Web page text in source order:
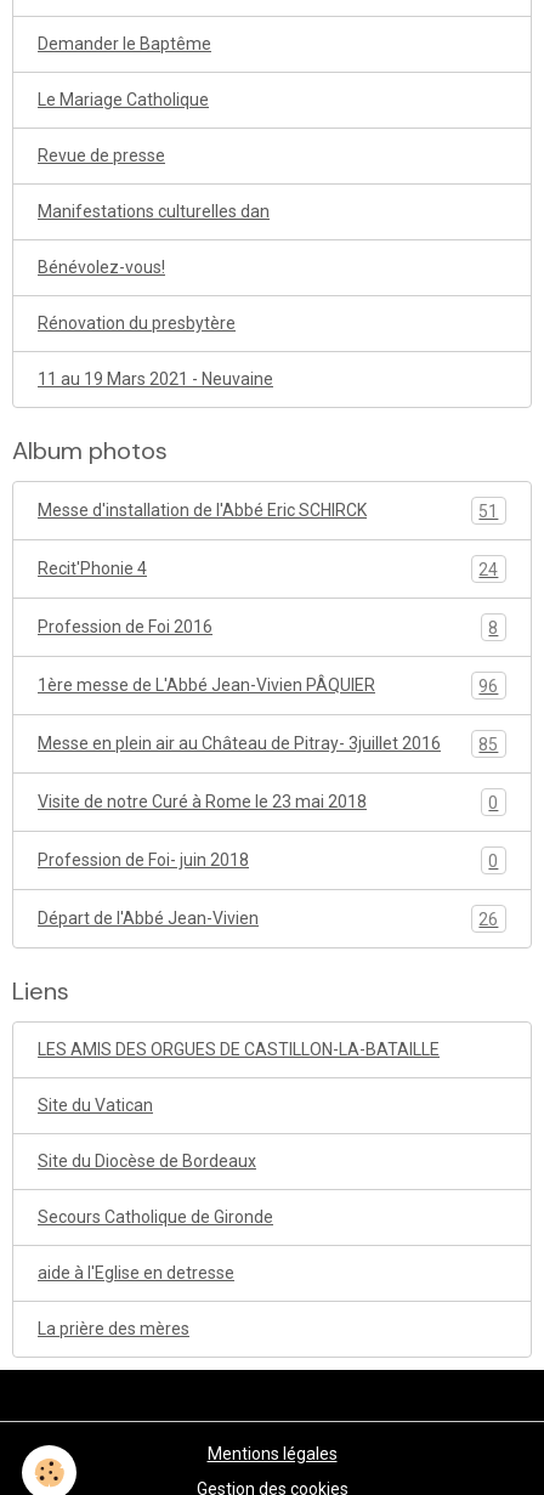
Demander le Baptême
Le Mariage Catholique
Revue de presse
Manifestations culturelles dan
Bénévolez-vous!
Rénovation du presbytère
11 au 19 Mars 2021 - Neuvaine
Album photos
Messe d'installation de l'Abbé Eric SCHIRCK 51
Recit'Phonie 4 24
Profession de Foi 2016 8
1ère messe de L'Abbé Jean-Vivien PÂQUIER 96
Messe en plein air au Château de Pitray- 3juillet 2016 85
Visite de notre Curé à Rome le 23 mai 2018 0
Profession de Foi- juin 2018 0
Départ de l'Abbé Jean-Vivien 26
Liens
LES AMIS DES ORGUES DE CASTILLON-LA-BATAILLE
Site du Vatican
Site du Diocèse de Bordeaux
Secours Catholique de Gironde
aide à l'Eglise en detresse
La prière des mères
Mentions légales
Gestion des cookies